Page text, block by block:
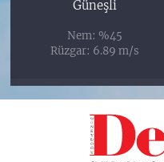
Güneşli
Nem: %45
Rüzgar: 6.89 m/s